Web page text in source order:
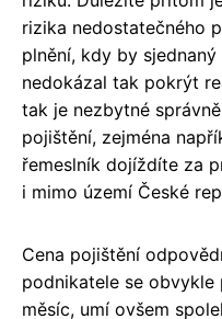
rizika nedostatečného
plnění, kdy by
nedokázal tak pokrýt
tak je nezbytné
pojištění, zejména
řemeslník dojíždíte za
i mimo území České
Cena pojištění
podnikatele se
měsíc, umí ovšem